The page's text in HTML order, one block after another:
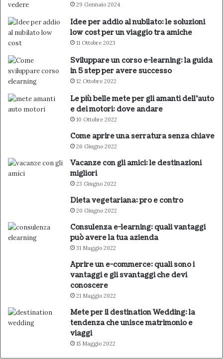
29 Gennaio 2024
Idee per addio al nubilato: le soluzioni
low cost per un viaggio tra amiche
11 Ottobre 2023
Sviluppare un corso e-learning: la guida
in 5 step per avere successo
12 Ottobre 2022
Le più belle mete per gli amanti dell’auto
e dei motori: dove andare
10 Ottobre 2022
Come aprire una serratura senza chiave
26 Giugno 2022
Vacanze con gli amici: le destinazioni
migliori
23 Giugno 2022
Dieta vegetariana: pro e contro
20 Giugno 2022
Consulenza e-learning: quali vantaggi
può avere la tua azienda
31 Maggio 2022
Aprire un e-commerce: quali sono i
vantaggi e gli svantaggi che devi
conoscere
21 Maggio 2022
Mete per il destination Wedding: la
tendenza che unisce matrimonio e
viaggi
15 Maggio 2022